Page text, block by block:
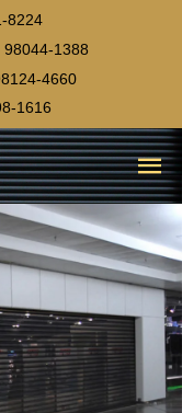
8224
98044-1388
4660
1616